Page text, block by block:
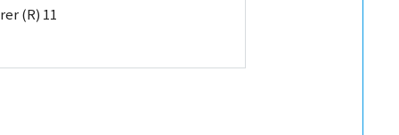
(R) 11